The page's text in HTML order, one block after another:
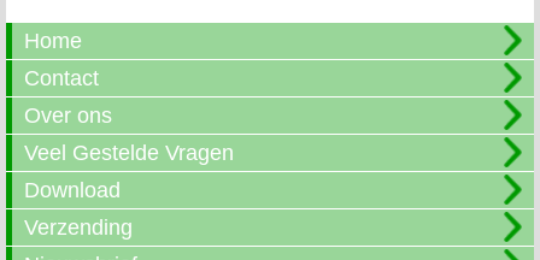
Home
Contact
Over ons
Veel Gestelde Vragen
Download
Verzending